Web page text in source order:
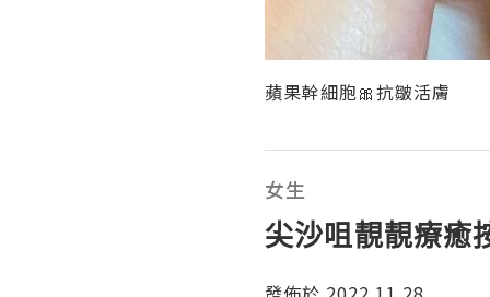
蘋果幹細胞🎀抗皺活膚
女生
尖沙咀靚靚療癒